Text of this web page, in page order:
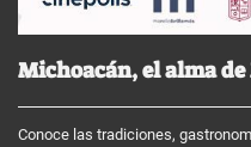
Michoacán, el alma
Conoce las tradiciones,